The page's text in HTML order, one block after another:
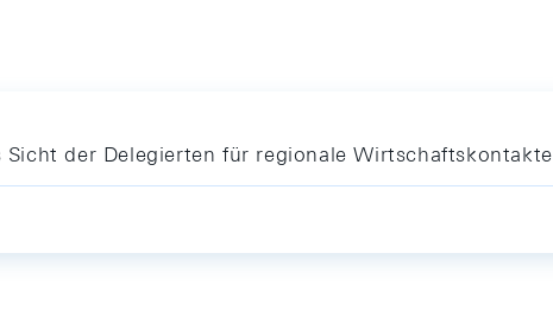
der Delegierten für regionale Wirtschaftskontakte